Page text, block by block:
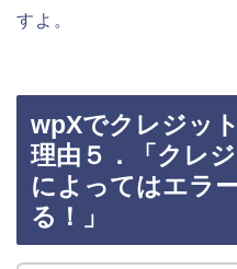
すよ。
wpXでクレジッ
理由５．「クレ
によってはエラ
る！」